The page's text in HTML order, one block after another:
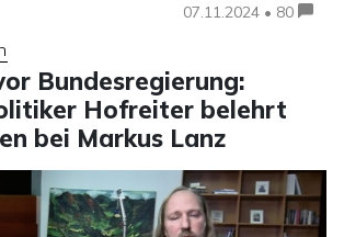
07.11.2024 • 80
Bundesregierung:
Hofreiter belehrt
bei Markus Lanz